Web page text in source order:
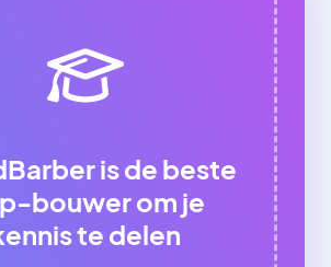
is de beste
bouwer om je
te delen